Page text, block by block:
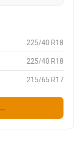
225/40 R18
225/40 R18
215/65 R17